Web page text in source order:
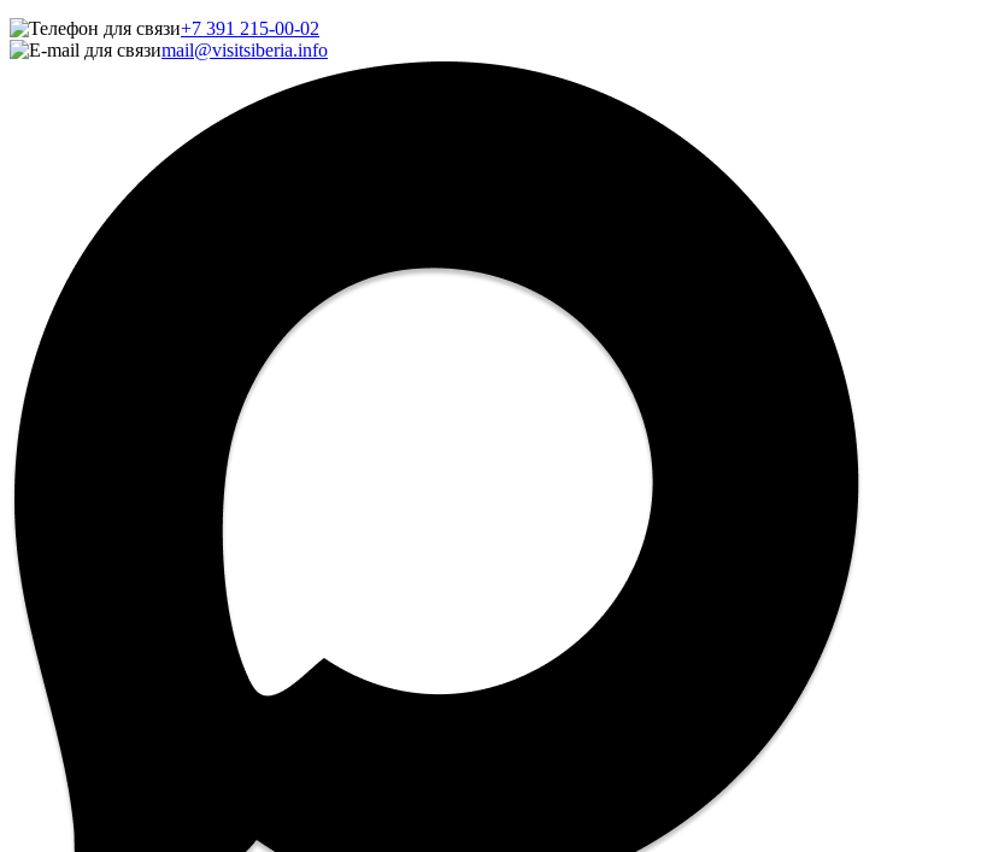
+7 391 215-00-02
mail@visitsiberia.info